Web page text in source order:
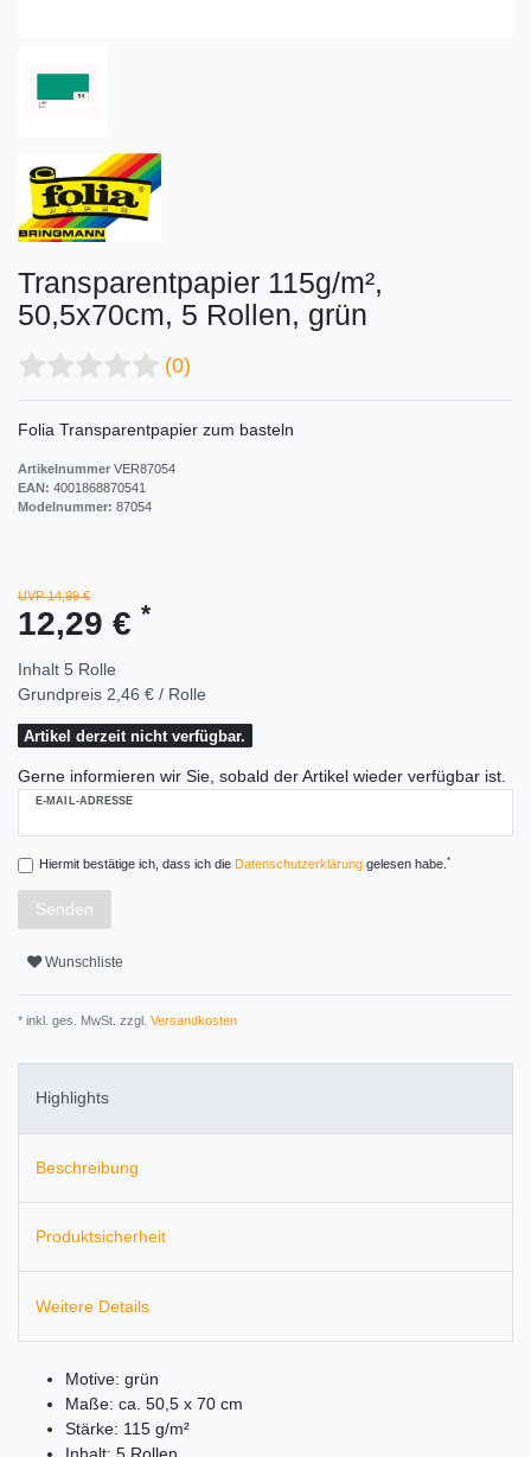
Transparentpapier 115g/m²,
50,5x70cm, 5 Rollen, grün
(0)
Folia Transparentpapier zum basteln
Artikelnummer VER87054
EAN: 4001868870541
Modelnummer: 87054
UVP 14,99 €
12,29 € *
Inhalt 5 Rolle
Grundpreis 2,46 € / Rolle
Artikel derzeit nicht verfügbar.
Gerne informieren wir Sie, sobald der Artikel wieder verfügbar ist.
E-MAIL-ADRESSE
Hiermit bestätige ich, dass ich die Daten­schutz­erklärunggelesen habe. *
Senden
Wunschliste
* inkl. ges. MwSt. zzgl. Versandkosten
Highlights
Beschreibung
Produktsicherheit
Weitere Details
Motive: grün
Maße: ca. 50,5 x 70 cm
Stärke: 115 g/m²
Inhalt: 5 Rollen